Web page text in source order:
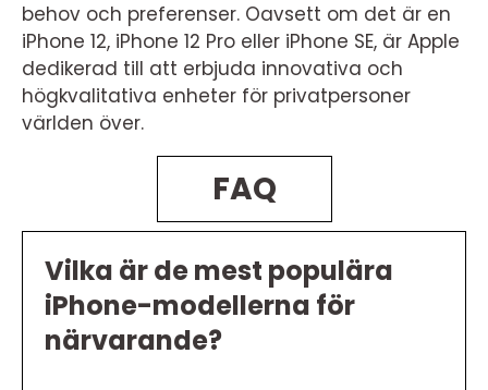
behov och preferenser. Oavsett om det är en
iPhone 12, iPhone 12 Pro eller iPhone SE, är Apple
dedikerad till att erbjuda innovativa och
högkvalitativa enheter för privatpersoner
världen över.
FAQ
Vilka är de mest populära
iPhone-modellerna för
närvarande?